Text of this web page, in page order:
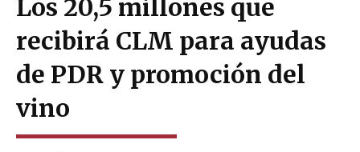
Los 20,5 millones que
recibirá CLM para ayudas
de PDR y promoción del
vino